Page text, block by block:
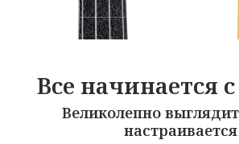
Все начинается
Великолепно
настраивается